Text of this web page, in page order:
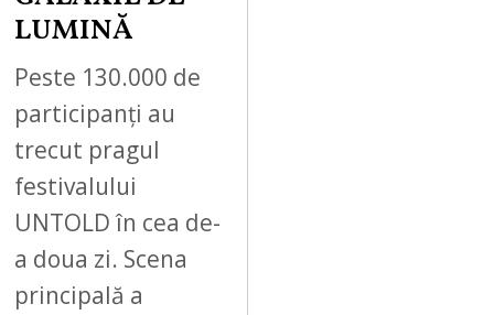
LUMINĂ
Peste 130.000 de
participanți au
trecut pragul
festivalului
UNTOLD în cea de-
a doua zi. Scena
principală a